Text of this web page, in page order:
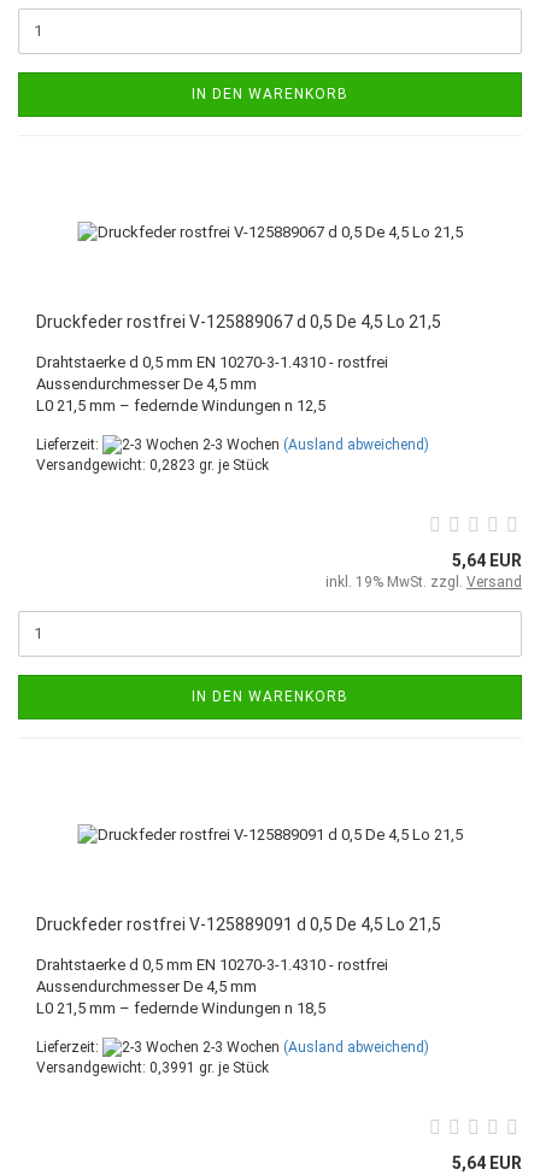
IN DEN WARENKORB
Druckfeder rostfrei V-125889067 d 0,5 De 4,5 Lo 21,5
Drahtstaerke d 0,5 mm EN 10270-3-1.4310 - rostfrei
Aussendurchmesser De 4,5 mm
L0 21,5 mm – federnde Windungen n 12,5
Lieferzeit: 2-3 Wochen (Ausland abweichend)
Versandgewicht: 0,2823 gr. je Stück
5,64 EUR
inkl. 19% MwSt. zzgl. Versand
IN DEN WARENKORB
Druckfeder rostfrei V-125889091 d 0,5 De 4,5 Lo 21,5
Drahtstaerke d 0,5 mm EN 10270-3-1.4310 - rostfrei
Aussendurchmesser De 4,5 mm
L0 21,5 mm – federnde Windungen n 18,5
Lieferzeit: 2-3 Wochen (Ausland abweichend)
Versandgewicht: 0,3991 gr. je Stück
5,64 EUR